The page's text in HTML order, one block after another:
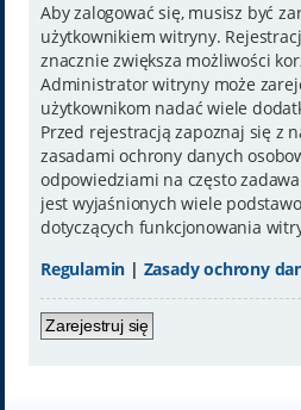
Aby zalogować się, musisz być
użytkownikiem witryny.
znacznie zwiększa możliwości
Administrator witryny może
użytkownikom nadać wiele
Przed rejestracją zapoznaj się z
zasadami ochrony danych
odpowiedziami na często
jest wyjaśnionych wiele
dotyczących funkcjonowania
Regulamin | Zasady ochrony
Zarejestruj się